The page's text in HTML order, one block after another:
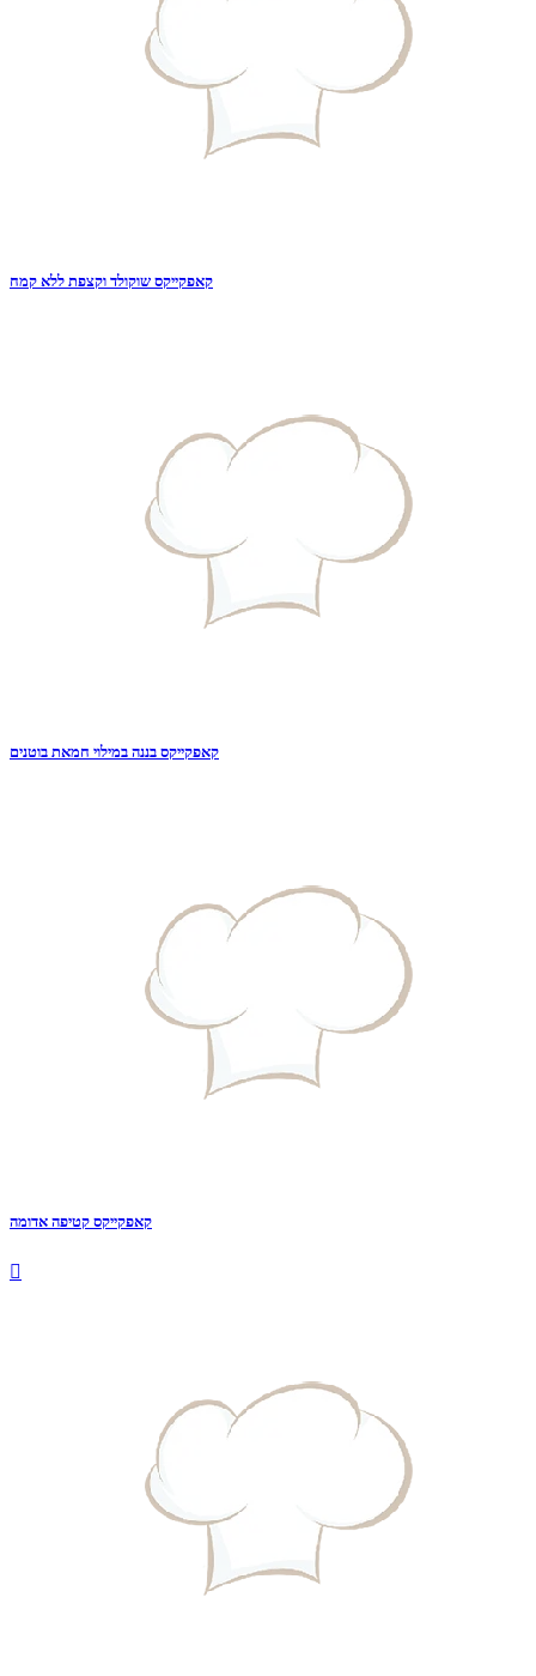
קאפקייקס שוקולד וקצפת ללא קמח
קאפקייקס בננה במילוי חמאת בוטנים
קאפקייקס קטיפה אדומה
